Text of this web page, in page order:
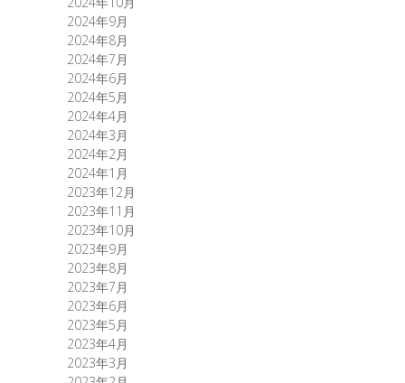
2024年9月
2024年8月
2024年7月
2024年6月
2024年5月
2024年4月
2024年3月
2024年2月
2024年1月
2023年12月
2023年11月
2023年10月
2023年9月
2023年8月
2023年7月
2023年6月
2023年5月
2023年4月
2023年3月